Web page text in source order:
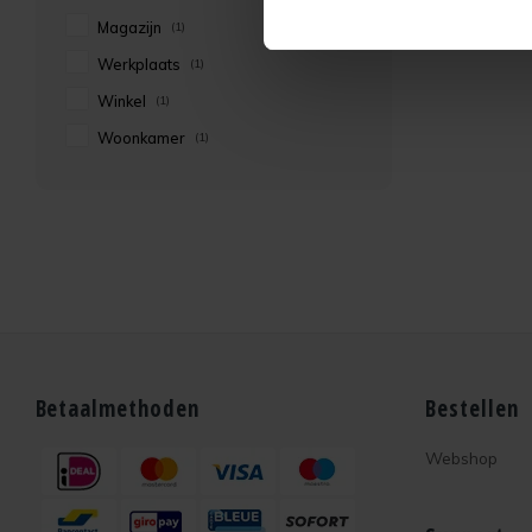
Magazijn (1)
Werkplaats (1)
Winkel (1)
Woonkamer (1)
Betaalmethoden Bestellen
Webshop